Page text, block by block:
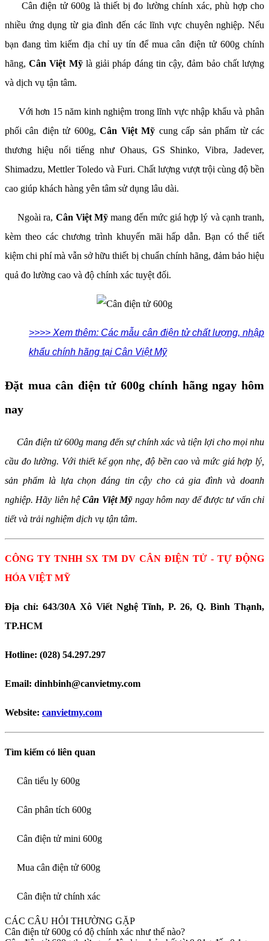
Cân điện tử 600g là thiết bị đo lường chính xác, phù hợp cho
nhiều ứng dụng từ gia đình đến các lĩnh vực chuyên nghiệp. Nếu
bạn đang tìm kiếm địa chỉ uy tín để mua cân điện tử 600g chính
hãng,Cân Việt Mỹlà giải pháp đáng tin cậy, đảm bảo chất lượng
và dịch vụ tận tâm.
Với hơn 15 năm kinh nghiệm trong lĩnh vực nhập khẩu và phân
phối cân điện tử 600g,Cân Việt Mỹ cung cấp sản phẩm từ các
thương hiệu nổi tiếng như Ohaus, GS Shinko, Vibra, Jadever,
Shimadzu, Mettler Toledo và Furi. Chất lượng vượt trội cùng độ bền
cao giúp khách hàng yên tâm sử dụng lâu dài.
Ngoài ra, Cân Việt Mỹ mang đến mức giá hợp lý và cạnh tranh,
kèm theo các chương trình khuyến mãi hấp dẫn. Bạn có thể tiết
kiệm chi phí mà vẫn sở hữu thiết bị chuẩn chính hãng, đảm bảo hiệu
quả đo lường cao và độ chính xác tuyệt đối.
>>>> Xem thêm: Các mẫu cân điện tử chất lượng, nhập
khẩu chính hãng tại Cân Việt Mỹ
Đặt mua cân điện tử 600g chính hãng ngay hôm
nay
Cân điện tử 600g mang đến sự chính xác và tiện lợi cho mọi nhu
cầu đo lường. Với thiết kế gọn nhẹ, độ bền cao và mức giá hợp lý,
sản phẩm là lựa chọn đáng tin cậy cho cả gia đình và doanh
nghiệp. Hãy liên hệCân Việt Mỹngay hôm nay để được tư vấn chi
tiết và trải nghiệm dịch vụ tận tâm.
CÔNG TY TNHH SX TM DV CÂN ĐIỆN TỬ - TỰ ĐỘNG
HÓA VIỆT MỸ
Địa chỉ: 643/30A Xô Viết Nghệ Tĩnh, P. 26, Q. Bình Thạnh,
TP.HCM
Hotline: (028) 54.297.297
Email: dinhbinh@canvietmy.com
Website: canvietmy.com
Tìm kiếm có liên quan
Cân tiểu ly 600g
Cân phân tích 600g
Cân điện tử mini 600g
Mua cân điện tử 600g
Cân điện tử chính xác
CÁC CÂU HỎI THƯỜNG GẶP
Cân điện tử 600g có độ chính xác như thế nào?